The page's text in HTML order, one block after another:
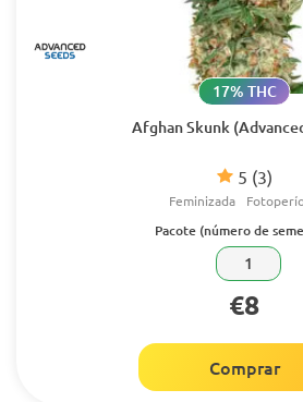
Afghan Skunk
5 (3)
17% THC
Feminizada
Pacote (número de
1
€8
Comprar